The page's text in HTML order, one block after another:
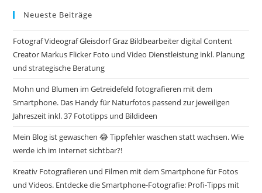
Neueste Beiträge
Fotograf Videograf Gleisdorf Graz Bildbearbeiter digital Content
Creator Markus Flicker Foto und Video Dienstleistung inkl. Planung
und strategische Beratung
Mohn und Blumen im Getreidefeld fotografieren mit dem
Smartphone. Das Handy für Naturfotos passend zur jeweiligen
Jahreszeit inkl. 37 Fototipps und Bildideen
Mein Blog ist gewaschen 😂 Tippfehler waschen statt wachsen. Wie
werde ich im Internet sichtbar?!
Kreativ Fotografieren und Filmen mit dem Smartphone für Fotos
und Videos. Entdecke die Smartphone-Fotografie: Profi-Tipps mit